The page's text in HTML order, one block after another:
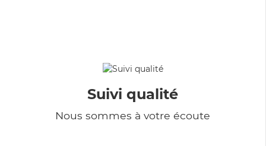
Suivi qualité
Nous sommes à votre écoute